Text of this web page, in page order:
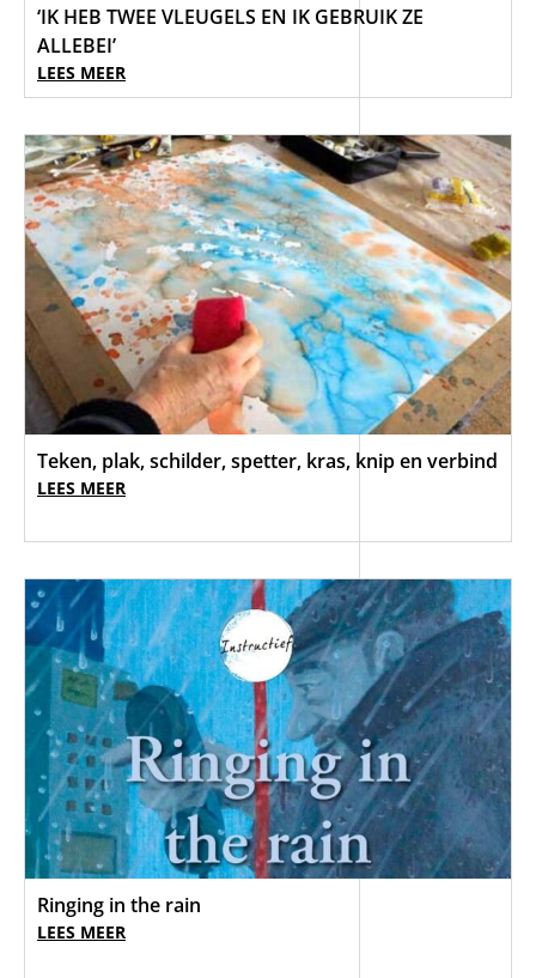
‘IK HEB TWEE VLEUGELS EN IK GEBRUIK ZE
ALLEBEI’
LEES MEER
Teken, plak, schilder, spetter, kras, knip en verbind
LEES MEER
Ringing in the rain
LEES MEER